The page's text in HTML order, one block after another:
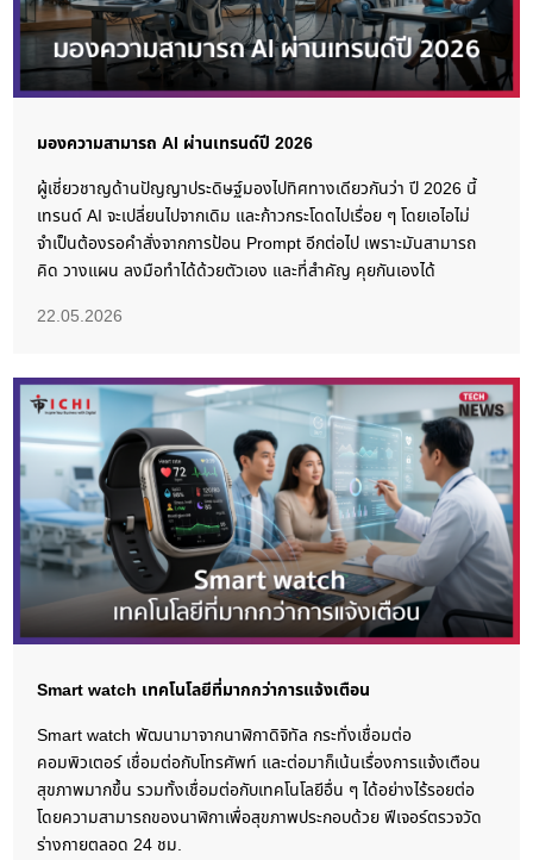
มองความสามารถ AI ผ่านเทรนด์ปี 2026
ผู้เชี่ยวชาญด้านปัญญาประดิษฐ์มองไปทิศทางเดียวกันว่า ปี 2026 นี้
เทรนด์ AI จะเปลี่ยนไปจากเดิม และก้าวกระโดดไปเรื่อย ๆ โดยเอไอไม่
จำเป็นต้องรอคำสั่งจากการป้อน Prompt อีกต่อไป เพราะมันสามารถ
คิด วางแผน ลงมือทำได้ด้วยตัวเอง และที่สำคัญ คุยกันเองได้
22.05.2026
Smart watch เทคโนโลยีที่มากกว่าการแจ้งเตือน
Smart watch พัฒนามาจากนาฬิกาดิจิทัล กระทั่งเชื่อมต่อ
คอมพิวเตอร์ เชื่อมต่อกับโทรศัพท์ และต่อมาก็เน้นเรื่องการแจ้งเตือน
สุขภาพมากขึ้น รวมทั้งเชื่อมต่อกับเทคโนโลยีอื่น ๆ ได้อย่างไร้รอยต่อ
โดยความสามารถของนาฬิกาเพื่อสุขภาพประกอบด้วย ฟีเจอร์ตรวจวัด
ร่างกายตลอด 24 ชม.